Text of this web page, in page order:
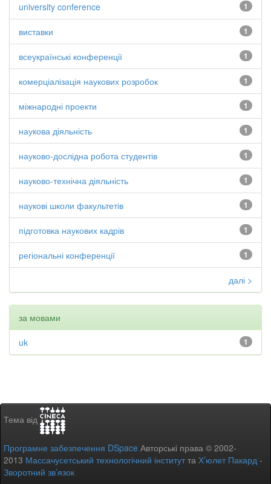
1
university conference
1
виставки
1
всеукраїнські конференції
1
комерціалізація наукових розробок
1
міжнародні проекти
1
наукова діяльність
1
науково-дослідна робота студентів
1
науково-технічна діяльність
1
наукові школи факультетів
1
підготовка наукових кадрів
1
регіональні конференції
далі >
за мовами
1
uk
Тема від
Програмне забезпечення DSpace Авторські права © 2002-
2013 Массачусетський технологічний інститутта Х’юлет Пакард -
Зворотний зв’язок